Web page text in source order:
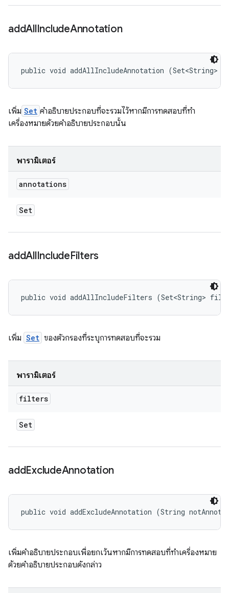
addAllIncludeAnnotation
public void addAllIncludeAnnotation (Set<String>
เพิ่ม Set คำอธิบายประกอบที่จะรวมไว้หากมีการทดสอบที่ทำ
เครื่องหมายด้วยคำอธิบายประกอบนั้น
พารามิเตอร์
annotations
Set
addAllIncludeFilters
public void addAllIncludeFilters (Set<String>
เพิ่ม Set ของตัวกรองที่ระบุการทดสอบที่จะรวม
พารามิเตอร์
filters
Set
addExcludeAnnotation
public void addExcludeAnnotation (String
เพิ่มคำอธิบายประกอบเพื่อยกเว้นหากมีการทดสอบที่ทำเครื่องหมาย
ด้วยคำอธิบายประกอบดังกล่าว